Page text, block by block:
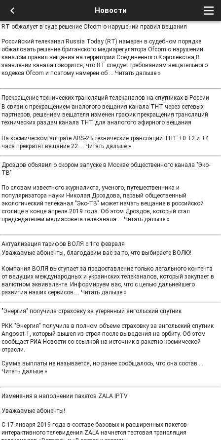
Новости
RT обжалует в суде решение Ofcom о нарушении правил вещания
Российский телеканал Russia Today (RT) намерен в судебном порядке
обжаловать решение британского медиарегулятора Ofcom о нарушении
каналом правил вещания на территории Соединенного Королевства,В
заявлении канала говорится, что RT следует требованиям вещательного
кодекса Ofcom и поэтому намерен об ... Читать дальше »
Прекращение технических трансляций телеканалов на спутниках в России
В связи с прекращением аналогого вещания канала ТНТ через сетевых
партнеров, решением вещателя изменен график прекращения трансляций
технических раздач канала ТНТ для аналогого эфирного вещания
На космическом аппрате ABS-2B технические трансляции ТНТ +0 +2 и +4
часа прекратят вещание 22 ... Читать дальше »
Дроздов объявил о скором запуске в Москве общественного канала "Эко-
ТВ"
По словам известного журналиста, ученого, путешественника и
популяризатора науки Николая Дроздова, первый общественный
экологический телеканал "Эко-ТВ" может начать вещание в российской
столице в конце апреля 2019 года. Об этом Дроздов, который стал
председателем медиасовета телеканала ... Читать дальше »
Актуализация тарифов ВОЛЯ с 1го февраля
Уважаемые абоненты, благодарим вас за то, что выбираете ВОЛЮ!
Компания ВОЛЯ выступает за предоставление только легального контента
от ведущих международных и украинских телеканалов, который закупает в
валютном эквиваленте. Информируем вас, что с целью дальнейшего
развития наших сервисов ... Читать дальше »
"Энергия" получила страховку за утерянный ангольский спутник
РКК "Энергия" получила в полном объеме страховку за ангольский спутник
Angosat-1, который вышел из строя после выведения на орбиту. Об этом
сообщает РИА Новости со ссылкой на источник в ракетно-космической
отрасли.
Сумма выплаты не называется, но ранее сообщалось, что она состав ...
Читать дальше »
Изменения в наполнении пакетов ZALA IPTV
Уважаемые абоненты!
С 17 января 2019 года в составе базовых и расширенных пакетов
интерактивного телевидения ZALA начнется тестовая трансляция